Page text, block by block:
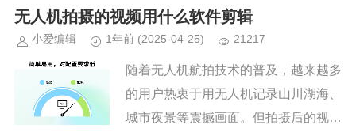
可能带来变现机会：1.前期素材拍摄与
收集拍摄规划：明确视频主题...
无人机拍摄的视频用什么软件剪辑
小爱编辑 1年前 (2025-04-25) 21217
随着无人机航拍技术的普及，越来越多
的用户热衷于用无人机记录山川湖海、
城市夜景等震撼画面。但拍摄后的视频